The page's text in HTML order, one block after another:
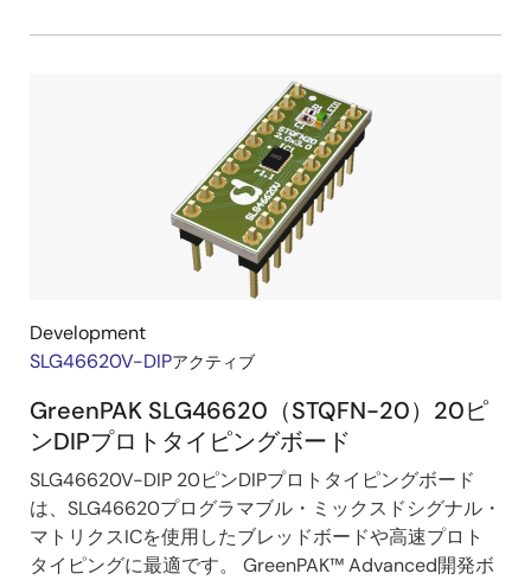
Development
SLG46620V-DIPアクティブ
GreenPAK SLG46620（STQFN-20）20ピ
ンDIPプロトタイピングボード
SLG46620V-DIP 20ピンDIPプロトタイピングボード
は、SLG46620プログラマブル・ミックスドシグナル・
マトリクスICを使用したブレッドボードや高速プロト
タイピングに最適です。 GreenPAK™ Advanced開発ボ